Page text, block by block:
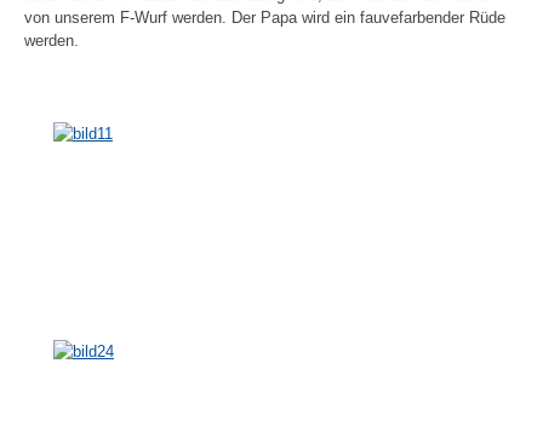
von unserem F-Wurf werden. Der Papa wird ein fauvefarbender Rüde
werden.